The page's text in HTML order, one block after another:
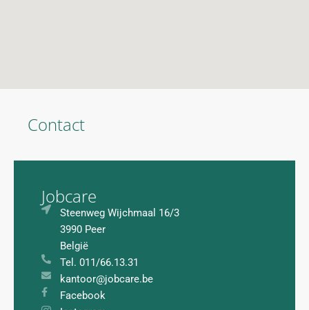
Contact
Jobcare
Steenweg Wijchmaal 16/3
3990 Peer
België
Tel. 011/66.13.31
kantoor@jobcare.be
Facebook